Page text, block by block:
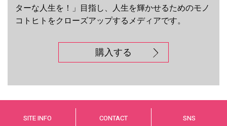
ターな人生を！」目指し、人生を輝かせるためのモノ
コトヒトをクローズアップするメディアです。
購入する
SITE INFO CONTACT SNS